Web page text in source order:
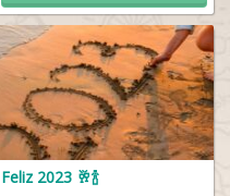
Feliz 2023 🥂🍾